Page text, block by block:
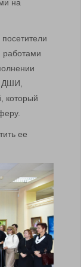
на
работами
ДШИ,
который
ее